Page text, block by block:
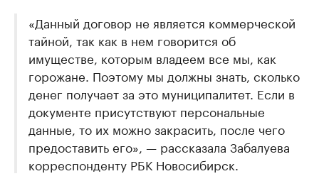
«Данный договор не является коммерческой
тайной, так как в нем говорится об
имуществе, которым владеем все мы, как
горожане. Поэтому мы должны знать, сколько
денег получает за это муниципалитет. Если в
документе присутствуют персональные
данные, то их можно закрасить, после чего
предоставить его», — рассказала Забалуева
корреспонденту РБК Новосибирск.